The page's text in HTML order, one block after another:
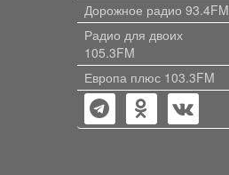
Дорожное радио 93.4FM
Радио для двоих
105.3FM
Европа плюс 103.3FM